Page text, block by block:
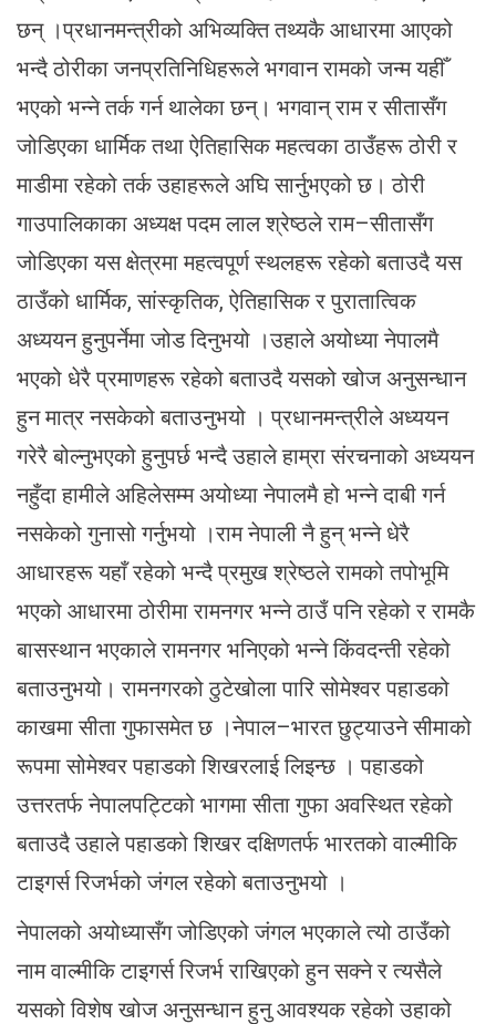
छन् ।प्रधानमन्त्रीको अभिव्यक्ति तथ्यकै आधारमा आएको
भन्दै ठोरीका जनप्रतिनिधिहरूले भगवान रामको जन्म यहीँ
भएको भन्ने तर्क गर्न थालेका छन्। भगवान् राम र सीतासँग
जोडिएका धार्मिक तथा ऐतिहासिक महत्वका ठाउँहरू ठोरी र
माडीमा रहेको तर्क उहाहरूले अघि सार्नुभएको छ। ठोरी
गाउपालिकाका अध्यक्ष पदम लाल श्रेष्ठले राम–सीतासँग
जोडिएका यस क्षेत्रमा महत्वपूर्ण स्थलहरू रहेको बताउदै यस
ठाउँको धार्मिक, सांस्कृतिक, ऐतिहासिक र पुरातात्विक
अध्ययन हुनुपर्नेमा जोड दिनुभयो ।उहाले अयोध्या नेपालमै
भएको धेरै प्रमाणहरू रहेको बताउदै यसको खोज अनुसन्धान
हुन मात्र नसकेको बताउनुभयो । प्रधानमन्त्रीले अध्ययन
गरेरै बोल्नुभएको हुनुपर्छ भन्दै उहाले हाम्रा संरचनाको अध्ययन
नहुँदा हामीले अहिलेसम्म अयोध्या नेपालमै हो भन्ने दाबी गर्न
नसकेको गुनासो गर्नुभयो ।राम नेपाली नै हुन् भन्ने धेरै
आधारहरू यहाँ रहेको भन्दै प्रमुख श्रेष्ठले रामको तपोभूमि
भएको आधारमा ठोरीमा रामनगर भन्ने ठाउँ पनि रहेको र रामकै
बासस्थान भएकाले रामनगर भनिएको भन्ने किंवदन्ती रहेको
बताउनुभयो। रामनगरको ठुटेखोला पारि सोमेश्वर पहाडको
काखमा सीता गुफासमेत छ ।नेपाल–भारत छुट्याउने सीमाको
रूपमा सोमेश्वर पहाडको शिखरलाई लिइन्छ । पहाडको
उत्तरतर्फ नेपालपट्टिको भागमा सीता गुफा अवस्थित रहेको
बताउदै उहाले पहाडको शिखर दक्षिणतर्फ भारतको वाल्मीकि
टाइगर्स रिजर्भको जंगल रहेको बताउनुभयो ।
नेपालको अयोध्यासँग जोडिएको जंगल भएकाले त्यो ठाउँको
नाम वाल्मीकि टाइगर्स रिजर्भ राखिएको हुन सक्ने र त्यसैले
यसको विशेष खोज अनुसन्धान हुनु आवश्यक रहेको उहाको